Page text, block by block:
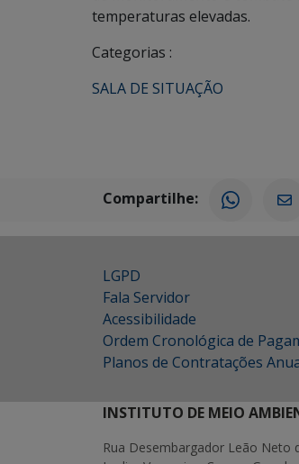
temperaturas elevadas.
Categorias :
SALA DE SITUAÇÃO
Compartilhe:
LGPD
Fala Servidor
Acessibilidade
Ordem Cronológica de
Planos de Contratações
INSTITUTO DE MEIO
Rua Desembargador Leão Neto